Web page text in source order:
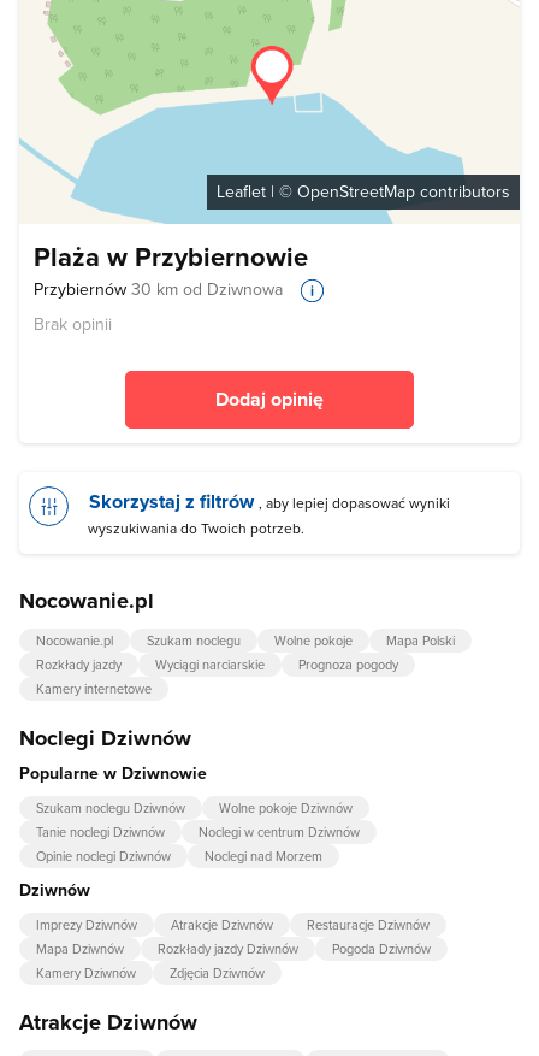
Leaflet | © OpenStreetMap contributors
Plaża w Przybiernowie
Przybiernów 30 km od Dziwnowa
Brak opinii
Dodaj opinię
Skorzystaj z filtrów , aby lepiej dopasować wyniki
wyszukiwania do Twoich potrzeb.
Nocowanie.pl
Nocowanie.pl Szukam noclegu Wolne pokoje
Mapa Polski
Rozkłady jazdy
Wyciągi narciarskie
Prognoza pogody
Kamery internetowe
Noclegi Dziwnów
Popularne w Dziwnowie
Szukam noclegu Dziwnów
Wolne pokoje Dziwnów
Tanie noclegi Dziwnów
Noclegi w centrum Dziwnów
Opinie noclegi Dziwnów
Noclegi nad Morzem
Dziwnów
Imprezy Dziwnów Atrakcje Dziwnów
Restauracje Dziwnów
Mapa Dziwnów
Rozkłady jazdy Dziwnów
Pogoda Dziwnów
Kamery Dziwnów
Zdjęcia Dziwnów
Atrakcje Dziwnów